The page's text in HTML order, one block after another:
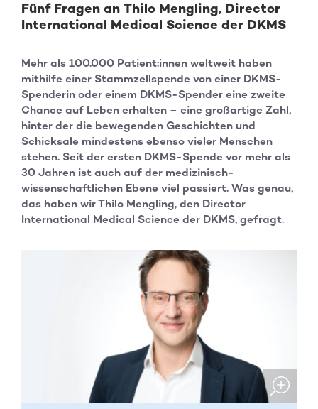
Fünf Fragen an Thilo Mengling, Director
International Medical Science der DKMS
Mehr als 100.000 Patient:innen weltweit haben
mithilfe einer Stammzellspende von einer DKMS-
Spenderin oder einem DKMS-Spender eine zweite
Chance auf Leben erhalten – eine großartige Zahl,
hinter der die bewegenden Geschichten und
Schicksale mindestens ebenso vieler Menschen
stehen. Seit der ersten DKMS-Spende vor mehr als
30 Jahren ist auch auf der medizinisch-
wissenschaftlichen Ebene viel passiert. Was genau,
das haben wir Thilo Mengling, den Director
International Medical Science der DKMS, gefragt.